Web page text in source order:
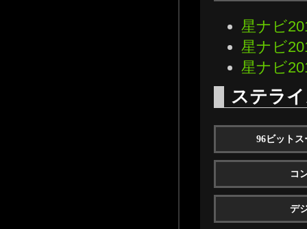
星ナビ
星ナビ
星ナビ
ステラ
96ビット
コ
デ